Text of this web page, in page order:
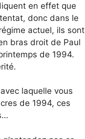
en effet que
donc dans le
actuel, ils sont
bras droit de Paul
de 1994.
laquelle vous
de 1994, ces